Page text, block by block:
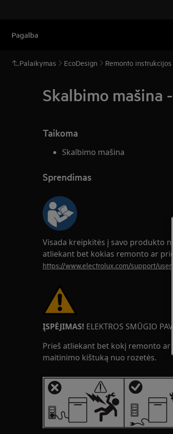
Pagalba
Palaikymas EcoDesign Remonto instrukcijos
Skalbimo
Taikoma
Skalbimo mašina
Sprendimas
Visada kreipkitės į savo produkto
atliekant bet kokias remonto ar
https://www.electrolux.com/support/
ĮSPĖJIMAS! ELEKTROS SMŪGIO
Prieš atliekant bet kokį remonto
maitinimo kištuką nuo rozetės.